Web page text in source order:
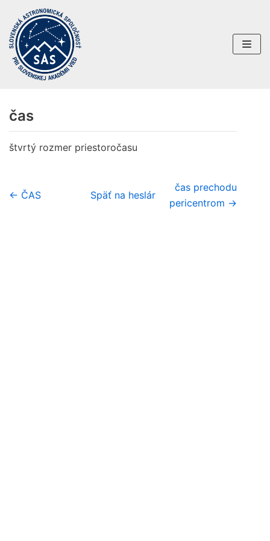
Preskočiť
na
obsah
čas
štvrtý rozmer priestoročasu
← ČAS Späť na heslár
čas prechodu
pericentrom →